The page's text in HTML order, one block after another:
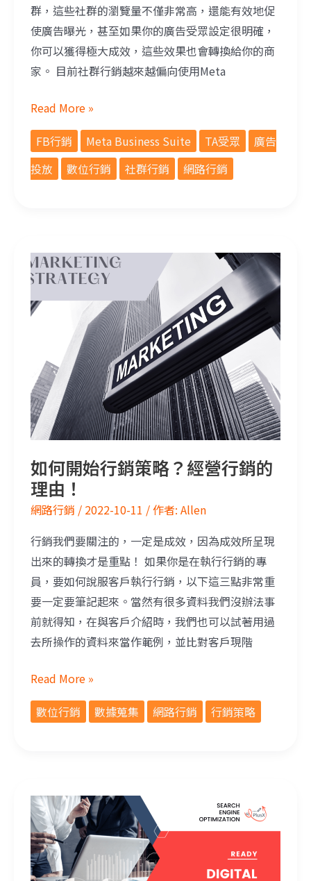
群，這些社群的瀏覽量不僅非常高，還能有效地促
使廣告曝光，甚至如果你的廣告受眾設定很明確，
你可以獲得極大成效，這些效果也會轉換給你的商
家。 目前社群行銷越來越偏向使用Meta
Read More »
FB行銷
Meta Business Suite TA受眾
廣告
投放
數位行銷 社群行銷 網路行銷
如何開始行銷策略？經營行銷的
理由！
網路行銷 / 2022-10-11 / 作者: Allen
行銷我們要關注的，一定是成效，因為成效所呈現
出來的轉換才是重點！ 如果你是在執行行銷的專
員，要如何說服客戶執行行銷，以下這三點非常重
要一定要筆記起來。當然有很多資料我們沒辦法事
前就得知，在與客戶介紹時，我們也可以試著用過
去所操作的資料來當作範例，並比對客戶現階
如何開始行銷策略？經營行銷的理由！
Read More »
數位行銷
數據蒐集 網路行銷 行銷策略
如何決定是否執行SEO？加快腳步跟上資訊時代！